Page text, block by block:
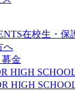
在校生・保
へ
金
HIGH
HIGH